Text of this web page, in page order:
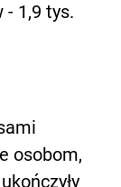
- 1,9 tys.
osobom,